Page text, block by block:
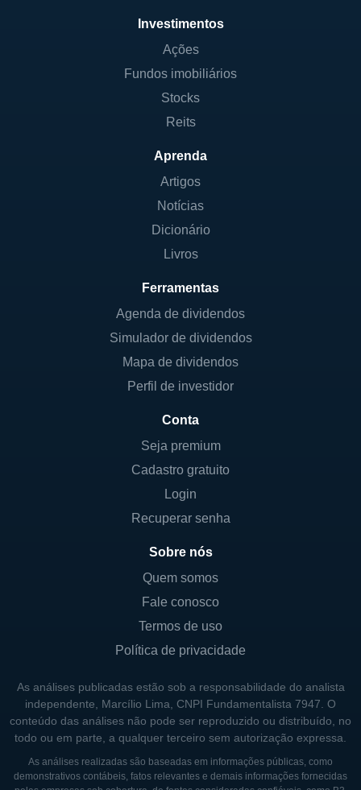
Investimentos
Ações
Fundos imobiliários
Stocks
Reits
Aprenda
Artigos
Notícias
Dicionário
Livros
Ferramentas
Agenda de dividendos
Simulador de dividendos
Mapa de dividendos
Perfil de investidor
Conta
Seja premium
Cadastro gratuito
Login
Recuperar senha
Sobre nós
Quem somos
Fale conosco
Termos de uso
Política de privacidade
As análises publicadas estão sob a responsabilidade do analista
independente, Marcílio Lima, CNPI Fundamentalista 7947. O
conteúdo das análises não pode ser reproduzido ou distribuído, no
todo ou em parte, a qualquer terceiro sem autorização expressa.
As análises realizadas são baseadas em informações públicas, como
demonstrativos contábeis, fatos relevantes e demais informações fornecidas